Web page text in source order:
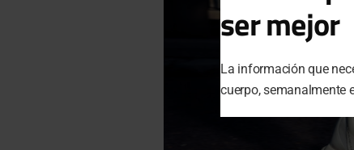
ser mejor
La información que
cuerpo, semanalmente